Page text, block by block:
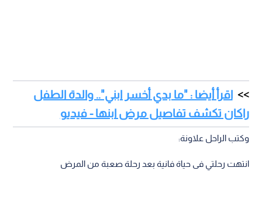
اقرأ أيضا : "ما بدي أخسر ابني".. والدة الطفل
راكان تكشف تفاصيل مرض ابنها - فيديو
وكتب الراحل علاونة:
انتهت رحلتي فى حياة فانية بعد رحلة صعبة من المرض